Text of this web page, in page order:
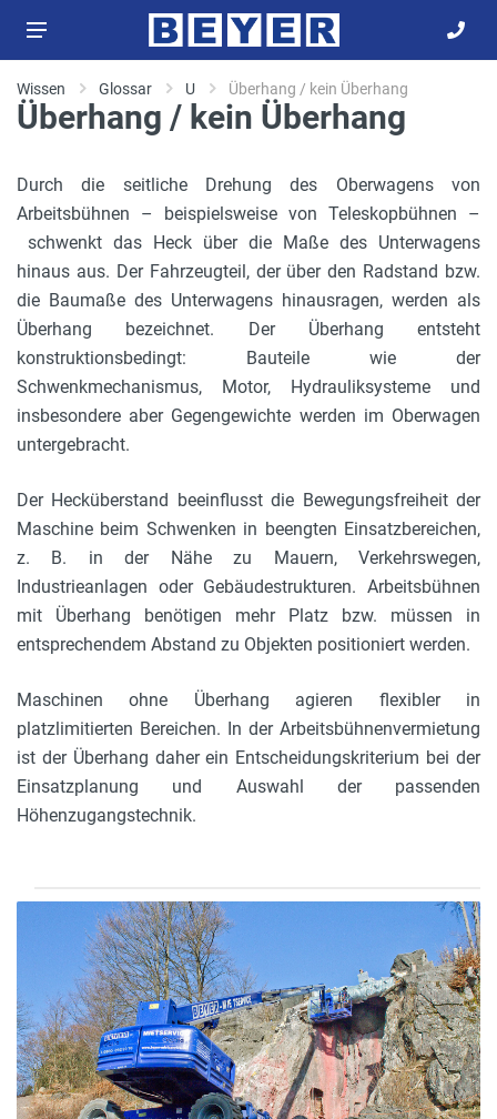
Wissen Glossar U Überhang / kein Überhang
Überhang / kein Überhang
Durch die seitliche Drehung des Oberwagens von
Arbeitsbühnen – beispielsweise von Teleskopbühnen –
schwenkt das Heck über die Maße des Unterwagens
hinaus aus. Der Fahrzeugteil, der über den Radstand bzw.
die Baumaße des Unterwagens hinausragen, werden als
Überhang bezeichnet. Der Überhang entsteht
konstruktionsbedingt: Bauteile wie der
Schwenkmechanismus, Motor, Hydrauliksysteme und
insbesondere aber Gegengewichte werden im Oberwagen
untergebracht.
Der Hecküberstand beeinflusst die Bewegungsfreiheit der
Maschine beim Schwenken in beengten Einsatzbereichen,
z. B. in der Nähe zu Mauern, Verkehrswegen,
Industrieanlagen oder Gebäudestrukturen. Arbeitsbühnen
mit Überhang benötigen mehr Platz bzw. müssen in
entsprechendem Abstand zu Objekten positioniert werden.
Maschinen ohne Überhang agieren flexibler in
platzlimitierten Bereichen. In der Arbeitsbühnenvermietung
ist der Überhang daher ein Entscheidungskriterium bei der
Einsatzplanung und Auswahl der passenden
Höhenzugangstechnik.